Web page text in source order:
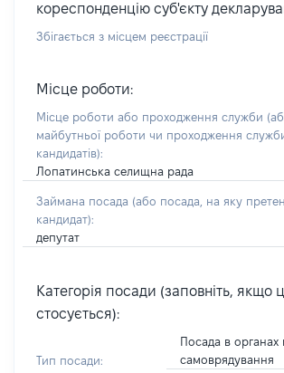
кореспонденцію суб'єкту
Збігається з місцем реєстрації
Місце роботи:
Місце роботи або проходження служби
майбутньої роботи чи проходження
кандидатів):
Лопатинська селищна рада
Займана посада (або посада, на яку
кандидат):
депутат
Категорія посади (заповніть, якщо
стосується):
Тип посади:
Посада в органах
самоврядування